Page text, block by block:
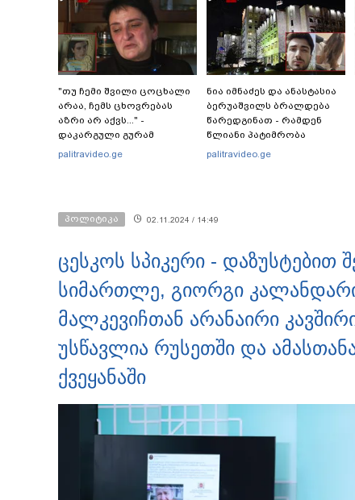
"თუ ჩემი შვილი ცოცხალი
არაა, ჩემს ცხოვრებას
აზრი არ აქვს..." -
დაკარგული გურამ
დადიანიძის დედის
palitravideo.ge
ნია იმნაძეს და ანასტასია
ბერუაშვილს ბრალდება
წარედგინათ - რამდენ
წლიანი პატიმრობა
ემუქრებათ
palitravideo.ge
პოლიტიკა 02.11.2024 / 14:49
ცესკოს სპიკერი - დაზუსტებით
სიმართლე, გიორგი
მალკევიჩთან არანაირი
უსწავლია რუსეთში და
ქვეყანაში